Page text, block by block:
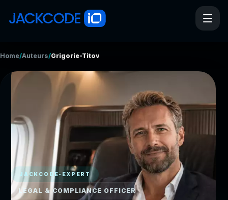
Home/Auteurs/Grigorie-Titov
JACKCODE-EXPERT
LEGAL & COMPLIANCE OFFICER